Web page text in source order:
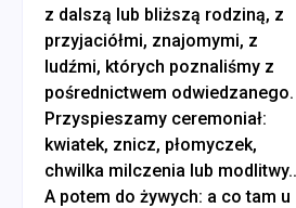
z dalszą lub bliższą rodziną, z
przyjaciółmi, znajomymi, z
ludźmi, których poznaliśmy z
pośrednictwem odwiedzanego.
Przyspieszamy ceremoniał:
kwiatek, znicz, płomyczek,
chwilka milczenia lub
A potem do żywych: a co tam u